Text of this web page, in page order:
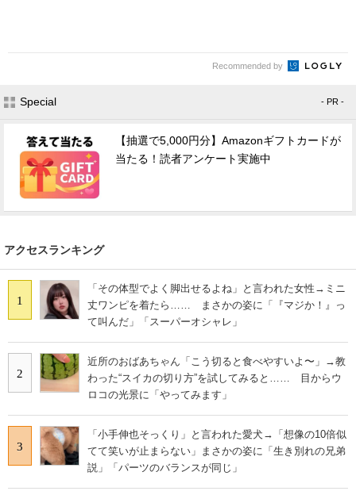
Recommended by
Special - PR -
【抽選で5,000円分】Amazonギフトカードが
当たる！読者アンケート実施中
アクセスランキング
1
「その体型でよく脚出せるよね」と言われた女性→ミニ
丈ワンピを着たら…… まさかの姿に「『マジか！』っ
て叫んだ」「スーパーオシャレ」
2
近所のおばあちゃん「こう切ると食べやすいよ〜」→教
わった“スイカの切り方”を試してみると…… 目からウ
ロコの光景に「やってみます」
3
「小手伸也そっくり」と言われた愛犬→「想像の10倍似
てて笑いが止まらない」まさかの姿に「生き別れの兄弟
説」「パーツのバランスが同じ」